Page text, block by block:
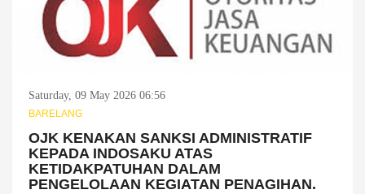
Saturday, 09 May 2026 06:56
BARELANG
OJK KENAKAN SANKSI ADMINISTRATIF
KEPADA INDOSAKU ATAS
KETIDAKPATUHAN DALAM
PENGELOLAAN KEGIATAN PENAGIHAN.